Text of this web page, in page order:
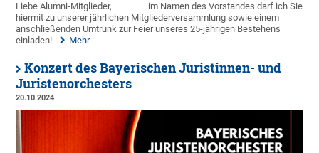
Liebe Alumni-Mitglieder,
im Namen des Vorstandes darf ich Sie
hiermit zu unserer jährlichen Mitgliederversammlung sowie einem
anschließenden Umtrunk zur Feier unseres 25-jährigen Bestehens
einladen!
Mehr
Konzert des Bayerischen Juristinnen- und
Juristenorchesters
20.10.2024